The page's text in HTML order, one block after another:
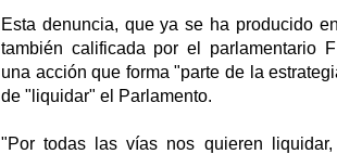
Esta denuncia, que ya se ha producido
también calificada por el parlamentario
una acción que forma "parte de la
de "liquidar" el Parlamento.
"Por todas las vías nos quieren